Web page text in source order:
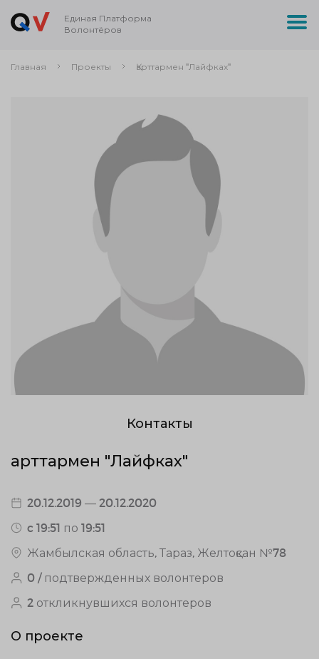
Единая Платформа
Волонтёров
Главная Проекты Қарттармен "Лайфках"
Контакты
Қарттармен "Лайфках"
20.12.2019 — 20.12.2020
c 19:51 по 19:51
Жамбылская область, Тараз, Желтоқсан №78
0 / подтвержденных волонтеров
2 откликнувшихся волонтеров
О проекте